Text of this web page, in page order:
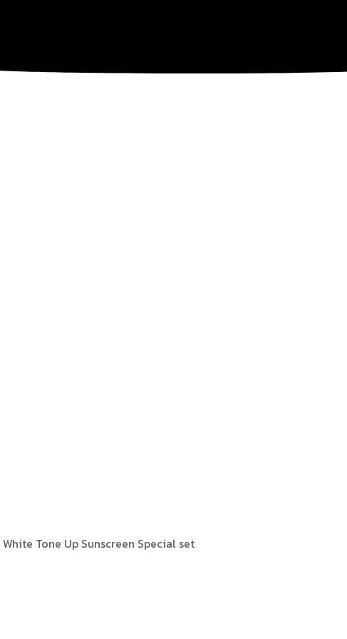
Tone Up Sunscreen Special set